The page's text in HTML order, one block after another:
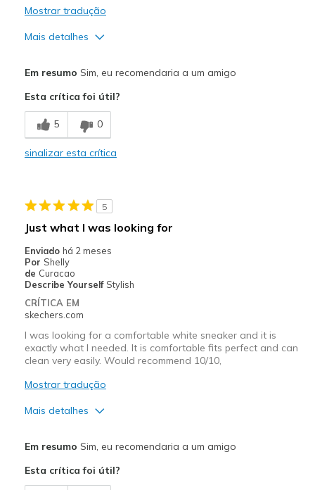
Mostrar tradução
Mais detalhes
Breathe Well
Comfortable
Contras
Melhores utilizações
Sizing
Feels true to size
View On Shoes
I'm Really Into Shoes
Em resumo Sim, eu recomendaria a um amigo
Esta crítica foi útil?
5 0
sinalizar esta crítica
5
Just what I was looking for
Enviado há 2 meses
Por Shelly
de Curacao
Describe Yourself Stylish
CRÍTICA EM
skechers.com
I was looking for a comfortable white sneaker and it is
exactly what I needed. It is comfortable fits perfect and can
clean very easily. Would recommend 10/10,
Mostrar tradução
Mais detalhes
Comfortable
Em resumo Sim, eu recomendaria a um amigo
Esta crítica foi útil?